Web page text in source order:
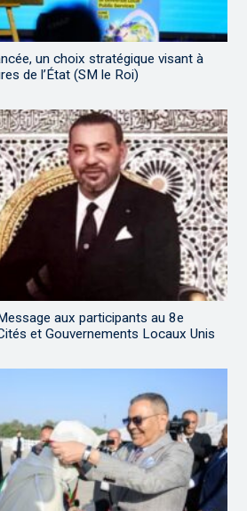
un choix stratégique visant à
de l’État (SM le Roi)
aux participants au 8e
et Gouvernements Locaux Unis